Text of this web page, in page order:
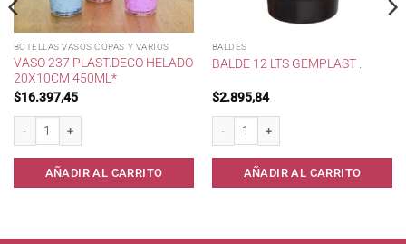
BOTELLAS VASOS COPAS Y VARIOS
VASO 237 PLAST.DECO HELADO
20X10CM 450ML*
$16.397,45
AÑADIR AL CARRITO
BALDES
BALDE 12 LTS GEMPLAST .
$2.895,84
AÑADIR AL CARRITO